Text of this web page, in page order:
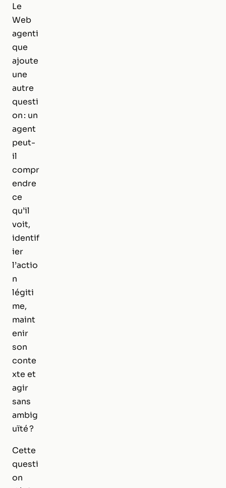
Le
Web
agenti
que
ajoute
une
autre
questi
on : un
agent
peut-
il
compr
endre
ce
qu’il
voit,
identif
ier
l’actio
n
légiti
me,
maint
enir
son
conte
xte et
agir
sans
ambig
uïté ?
Cette
questi
on